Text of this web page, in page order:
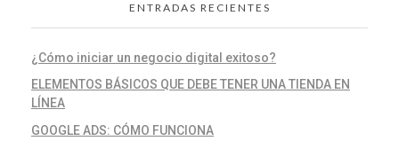
ENTRADAS RECIENTES
¿Cómo iniciar un negocio digital exitoso?
ELEMENTOS BÁSICOS QUE DEBE TENER UNA TIENDA EN
LÍNEA
GOOGLE ADS: CÓMO FUNCIONA